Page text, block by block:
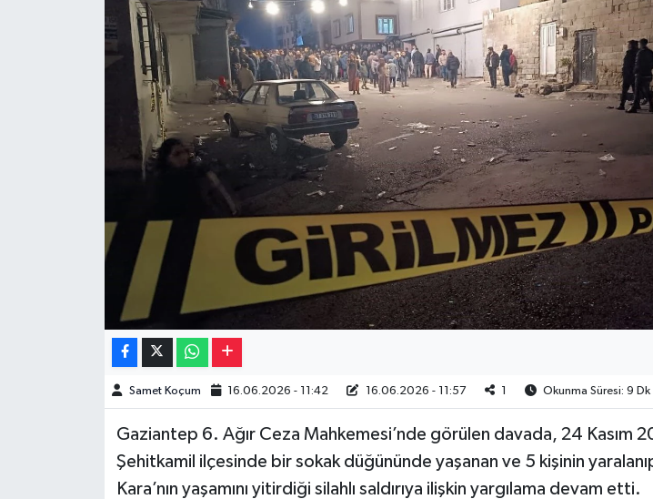
Samet Koçum 16.06.2026 - 11:42 16.06.2026 - 11:57 Okunma Süresi: 9 Dk
Gaziantep 6. Ağır Ceza Mahkemesi’nde görülen davada, 24 Kasım
Şehitkamil ilçesinde bir sokak düğününde yaşanan ve 5 kişinin
Kara’nın yaşamını yitirdiği silahlı saldırıya ilişkin yargılama devam etti.
Resmi İlanlar
Sinemalar
Siyaset